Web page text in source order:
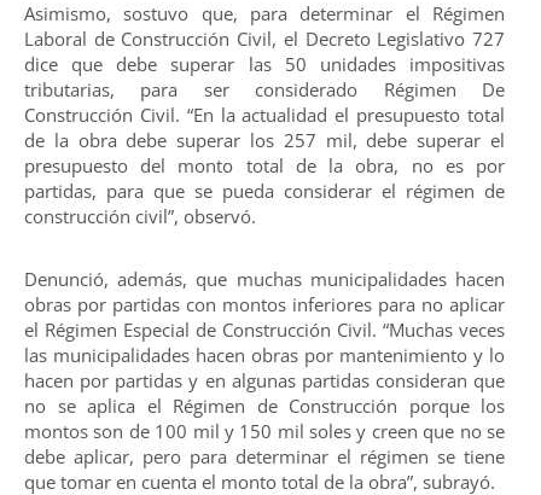
Asimismo, sostuvo que, para determinar el Régimen
Laboral de Construcción Civil, el Decreto Legislativo 727
dice que debe superar las 50 unidades impositivas
tributarias, para ser considerado Régimen De
Construcción Civil. “En la actualidad el presupuesto total
de la obra debe superar los 257 mil, debe superar el
presupuesto del monto total de la obra, no es por
partidas, para que se pueda considerar el régimen de
construcción civil”, observó.
Denunció, además, que muchas municipalidades hacen
obras por partidas con montos inferiores para no aplicar
el Régimen Especial de Construcción Civil. “Muchas veces
las municipalidades hacen obras por mantenimiento y lo
hacen por partidas y en algunas partidas consideran que
no se aplica el Régimen de Construcción porque los
montos son de 100 mil y 150 mil soles y creen que no se
debe aplicar, pero para determinar el régimen se tiene
que tomar en cuenta el monto total de la obra”, subrayó.